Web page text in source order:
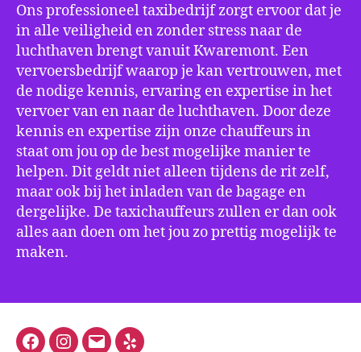
Ons professioneel taxibedrijf zorgt ervoor dat je
in alle veiligheid en zonder stress naar de
luchthaven brengt vanuit Kwaremont. Een
vervoersbedrijf waarop je kan vertrouwen, met
de nodige kennis, ervaring en expertise in het
vervoer van en naar de luchthaven. Door deze
kennis en expertise zijn onze chauffeurs in
staat om jou op de best mogelijke manier te
helpen. Dit geldt niet alleen tijdens de rit zelf,
maar ook bij het inladen van de bagage en
dergelijke. De taxichauffeurs zullen er dan ook
alles aan doen om het jou zo prettig mogelijk te
maken.